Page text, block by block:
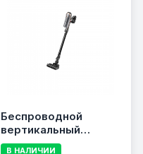
Беспроводной
вертикальный
пылесос TEFAL X-
В НАЛИЧИИ